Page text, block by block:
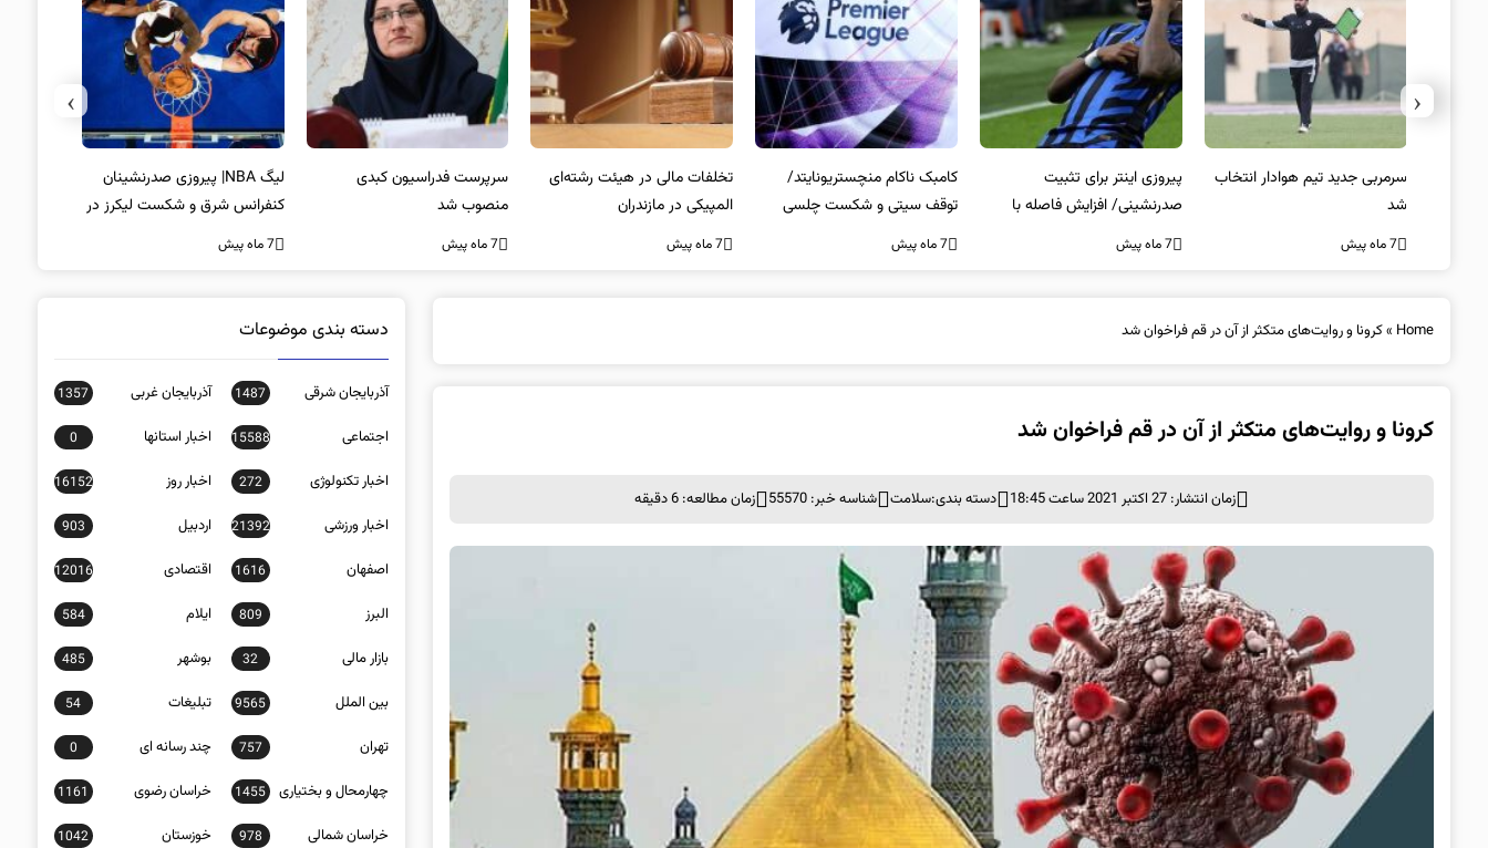
سرمربی جدید تیم هوادار انتخاب
شد
7 ماه پیش
پیروزی اینتر برای تثبیت
صدرنشینی/ افزایش فاصله با
ناپولی
7 ماه پیش
کامبک ناکام منچستریونایتد/
توقف سیتی و شکست چلسی
7 ماه پیش
تخلفات مالی در هیئت رشته‌ای
المپیکی در مازندران
7 ماه پیش
سرپرست فدراسیون کبدی
منصوب شد
7 ماه پیش
لیگ NBA| پیروزی صدرنشینان
کنفرانس شرق و شکست لیکرز در
غیاب جیمز
7 ماه پیش
‹
›
Home
»کرونا و روایت‌های متکثر از آن در قم فراخوان شد
کرونا و روایت‌های متکثر از آن در قم فراخوان شد
زمان انتشار: 27 اکتبر 2021 ساعت 18:45 دسته بندی:سلامت شناسه خبر: 55570 زمان مطالعه: 6 دقیقه
دسته بندی موضوعات
آذربایجان شرقی 1487 آذربایجان غربی 1357
اجتماعی 15588 اخبار استانها 0
اخبار تکنولوژی 272 اخبار روز 16152
اخبار ورزشی 21392 اردبیل 903
اصفهان 1616 اقتصادی 12016
البرز 809 ایلام 584
بازار مالی 32 بوشهر 485
بین الملل 9565 تبلیغات 54
تهران 757 چند رسانه ای 0
چهارمحال و بختیاری 1455 خراسان رضوی 1161
خراسان شمالی 978 خوزستان 1042